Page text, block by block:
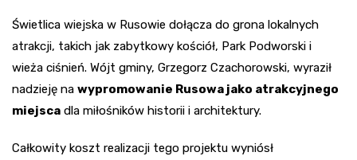
Świetlica wiejska w Rusowie dołącza do grona lokalnych
atrakcji, takich jak zabytkowy kościół, Park Podworski i
wieża ciśnień. Wójt gminy, Grzegorz Czachorowski, wyraził
nadzieję na wypromowanie Rusowa jako atrakcyjnego
miejsca dla miłośników historii i architektury.
Całkowity koszt realizacji tego projektu wyniósł